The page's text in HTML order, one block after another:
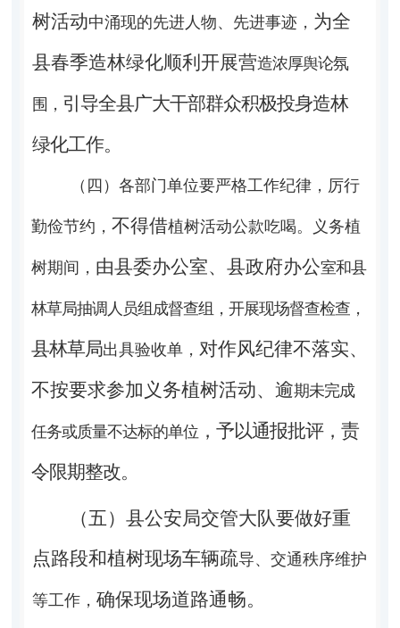
树活动中涌现的先进人物、先进事迹， 为全
县春季造林绿化顺利开展营造浓厚舆论氛
围， 引导全县广大干部群众积极投身造林
绿化工作。
（四）各部门单位要严格工作纪律， 厉行
勤俭节约， 不得借植树活动公款吃喝。义务植
树期间， 由县委办公室、县政府办公室和县
林草局抽调人员组成督查组， 开展现场督查检查，
县林草局出具验收单， 对作风纪律不落实、
不按要求参加义务植树活动、逾期未完成
任务或质量不达标的单位，予以通报批评， 责
令限期整改。
（五）县公安局交管大队要做好重
点路段和植树现场车辆疏导、交通秩序维护
等工作， 确保现场道路通畅。